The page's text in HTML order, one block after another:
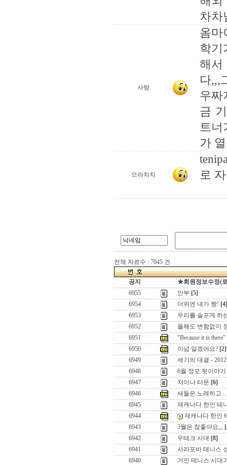
차차
사랑
옴마
학
해서
다,,,
우짜
금
트너
가
으라차차
로
전체 자료수 : 7045 건
공지
★회원정보수정(
6955
안부 [5]
6954
더위엔 내가 짱! [4]
6953
우리를 슬프게 하
6952
올해도 변함없이
6951
"Because it is there"
6950
이넘 알겠어요? [2]
6949
세기의 대결 -
6948
6월 정모 뒷이야기
6947
챠이나 타운 [6]
6946
새들은 노래하고...
6945
재캐나다 한인 테
6944
재캐나다 한인
6943
3월은 참좋아요,,,
6942
우테크 시대 [8]
6941
사라포바 테니스
6940
거인 테니스 시대